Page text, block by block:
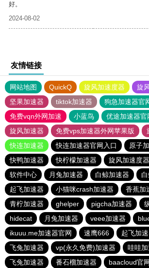
好。
2024-08-02
友情链接
网站地图 QuickQ 旋风加速度器
旋
坚果加速器
tiktok加速器
狗急加速器官
免费vqn外网加速
小蓝鸟 优途加速器官
旋风加速器
免费vps加速器外网苹果版
快连加速器
快连加速器官网入口
原子
快鸭加速器
快柠檬加速器 旋风加速度器
软件中心
月兔加速器 白鲸加速器
起飞加速器
小猫咪crash加速器
香蕉加
青柠加速器
ghelper pigcha加速器
hidecat
月兔加速器 veee加速器
ikuuu.me加速器官网
速鹰666 起飞加
飞兔加速器
vp(永久免费)加速器
哇哇
飞兔加速器
番石榴加速器 baacloud官